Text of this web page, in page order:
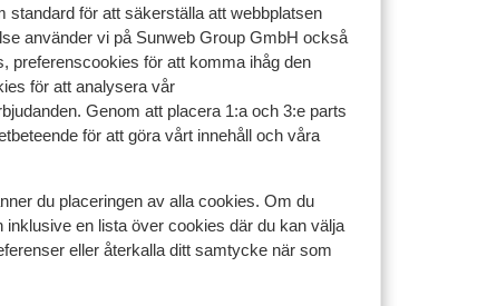
för att säkerställa att webbplatsen
använder vi på Sunweb Group GmbH också
preferenscookies för att komma ihåg den
för att analysera vår
Genom att placera 1:a och 3:e parts
för att göra vårt innehåll och våra
du placeringen av alla cookies. Om du
en lista över cookies där du kan välja
eller återkalla ditt samtycke när som
vår produkt.Mer om recensioner